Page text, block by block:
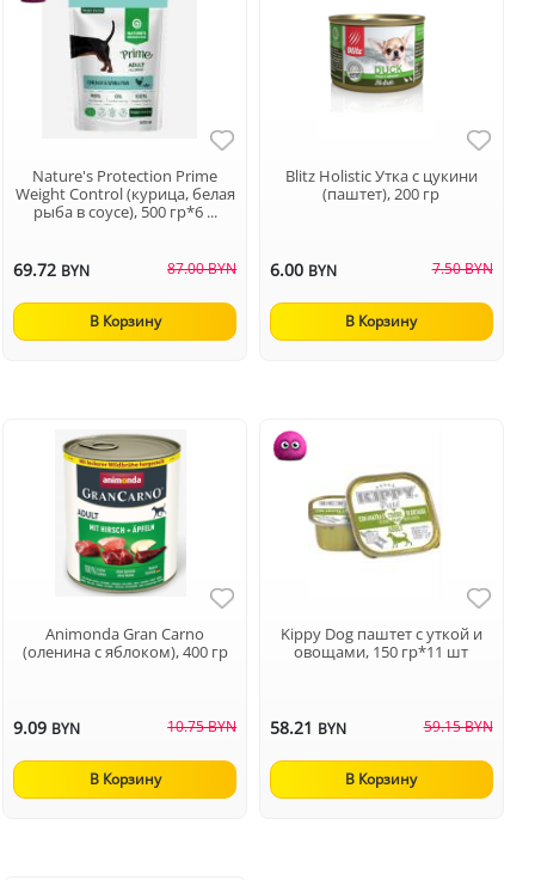
Nature's Protection Prime
Weight Control (курица, белая
рыба в соусе), 500 гр*6 ...
69.72 BYN 87.00 BYN
В Корзину
Blitz Holistic Утка с цукини
(паштет), 200 гр
6.00 BYN 7.50 BYN
В Корзину
Animonda Gran Carno
(оленина с яблоком), 400 гр
9.09 BYN 10.75 BYN
В Корзину
Kippy Dog паштет с уткой и
овощами, 150 гр*11 шт
58.21 BYN 59.15 BYN
В Корзину